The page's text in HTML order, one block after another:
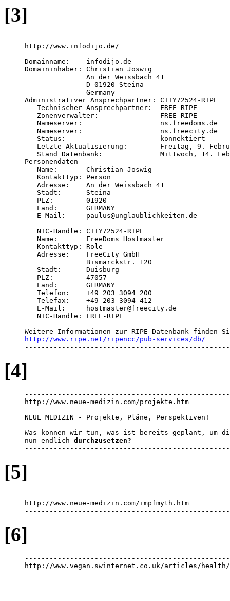
[3]
http://www.infodijo.de/
Domainname:    infodijo.de
Domaininhaber: Christian Joswig
               An der Weissbach 41
               D-01920 Steina
               Germany
Administrativer Ansprechpartner: CITY72524-RIPE
   Technischer Ansprechpartner:  FREE-RIPE
   Zonenverwalter:               FREE-RIPE
   Nameserver:                   ns.freedoms.de
   Nameserver:                   ns.freecity.de
   Status:                       konnektiert
Letzte Aktualisierung:        Freitag, 9.
Stand Datenbank:              Mittwoch, 14.
Personendaten
   Name:       Christian Joswig
   Kontakttyp: Person
   Adresse:    An der Weissbach 41
   Stadt:      Steina
   PLZ:        01920
   Land:       GERMANY
   E-Mail:     paulus@unglaublichkeiten.de
   NIC-Handle: CITY72524-RIPE
   Name:       FreeDoms Hostmaster
   Kontakttyp: Role
   Adresse:    FreeCity GmbH
               Bismarckstr. 120
   Stadt:      Duisburg
   PLZ:        47057
   Land:       GERMANY
   Telefon:    +49 203 3094 200
   Telefax:    +49 203 3094 412
   E-Mail:     hostmaster@freecity.de
   NIC-Handle: FREE-RIPE
http://www.ripe.net/ripencc/pub-services/db/
[4]
http://www.neue-medizin.com/projekte.htm
NEUE MEDIZIN - Projekte, Pläne, Perspektiven!
Was können wir tun, was ist bereits geplant, um
nun endlich durchzusetzen?
[5]
http://www.neue-medizin.com/impfmyth.htm
[6]
http://www.vegan.swinternet.co.uk/articles/